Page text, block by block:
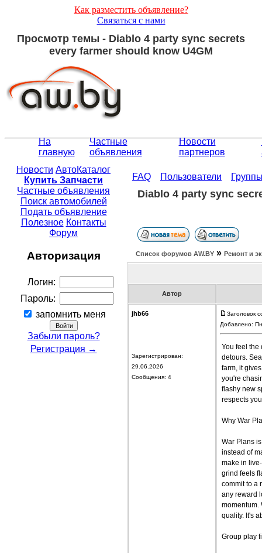
Как разместить объявление?
Связаться с нами
Просмотр темы - Diablo 4 party sync secrets
every farmer should know U4GM
На
главную
Частные
объявления
Новости
партнеров
Новости АвтоКаталог
Купить Запчасти
Частные объявления
Поиск автомобилей
Подать объявление
Полезное Контакты
Форум
Авторизация
Логин:
Пароль:
запомнить меня
Забыли пароль?
Регистрация →
FAQ Пользователи
Diablo 4 party sync
Список форумов АW.BY » Ремонт и
Автор
jhb66
Зарегистрирован:
29.06.2026
Сообщения: 4
Заголовок
Добавлено:
You feel the
detours.
farm, it
you're
flashy new
respects
Why War
War Plans
instead of
make in
grind feels
commit to a
any reward
momentum.
quality. It's
Group play